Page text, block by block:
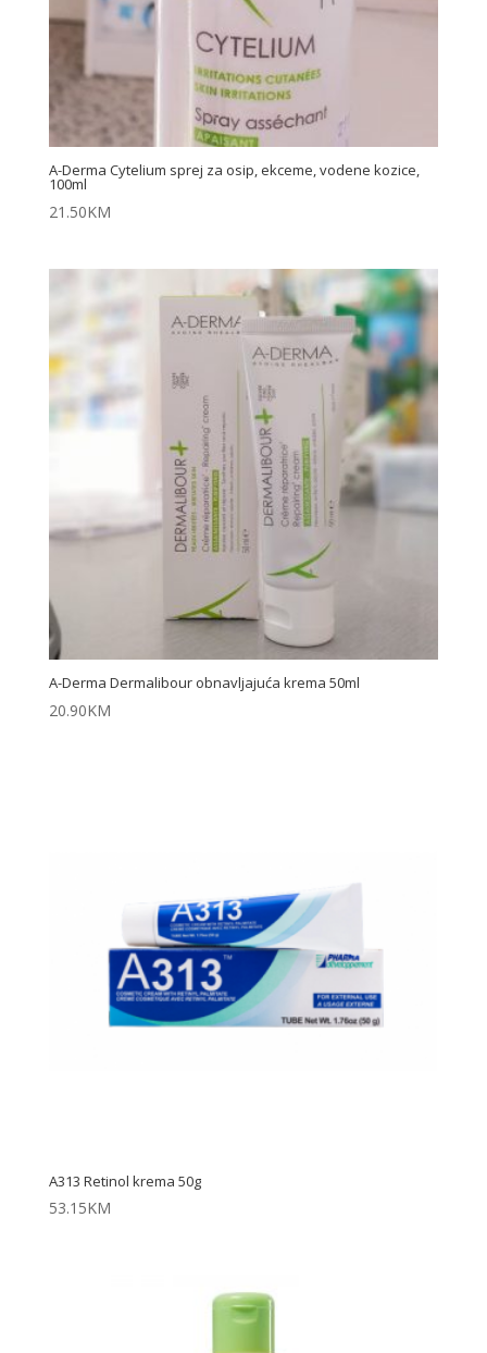
A-Derma Cytelium sprej za osip, ekceme, vodene kozice,
100ml
21.50KM
A-Derma Dermalibour obnavljajuća krema 50ml
20.90KM
A313 Retinol krema 50g
53.15KM